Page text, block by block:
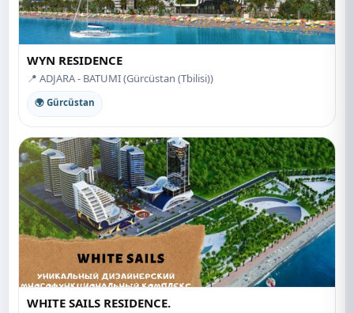
WYN RESIDENCE
📍 ADJARA - BATUMI (Gürcüstan (Tbilisi))
🌍 Gürcüstan
WHITE SAILS RESIDENCE.